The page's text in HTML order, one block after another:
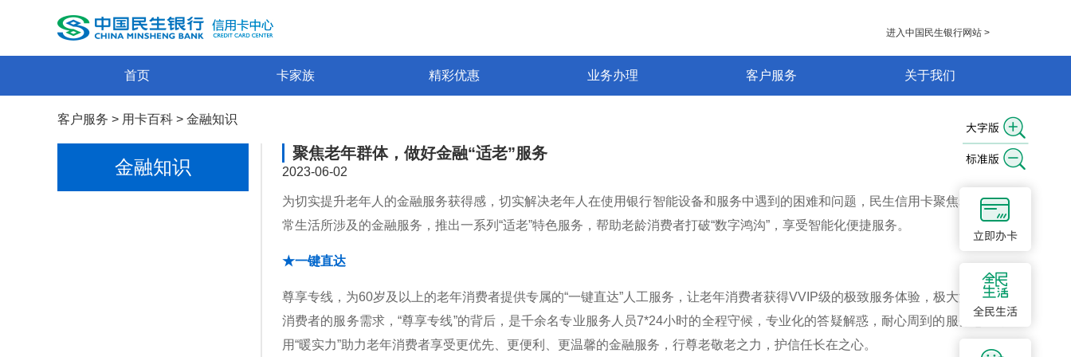
进入中国民生银行网站 >
首页 卡家族 精彩优惠 业务办理 客户服务 关于我们
客户服务 > 用卡百科 > 金融知识
金融知识
聚焦老年群体，做好金融“适老”服务
2023-06-02
为切实提升老年人的金融服务获得感，切实解决老年人在使用银行智能设备和服务中遇到的困难和问题，民生信用卡聚焦老年人日
常生活所涉及的金融服务，推出一系列“适老”特色服务，帮助老龄消费者打破“数字鸿沟”，享受智能化便捷服务。
★一键直达
尊享专线，为60岁及以上的老年消费者提供专属的“一键直达”人工服务，让老年消费者获得VVIP级的极致服务体验，极大满足老年
消费者的服务需求，“尊享专线”的背后，是千余名专业服务人员7*24小时的全程守候，专业化的答疑解惑，耐心周到的服务态度，
用“暖实力”助力老年消费者享受更优先、更便利、更温馨的金融服务，行尊老敬老之力，护信任长在之心。